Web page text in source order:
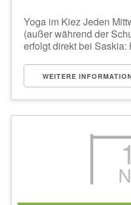
Yoga im Kiez Jeden
(außer während der
erfolgt direkt bei Saskia:
WEITERE